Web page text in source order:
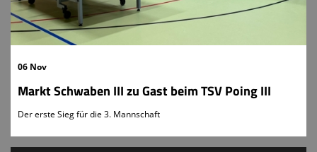
06 Nov
Markt Schwaben III zu Gast beim TSV Poing III
Der erste Sieg für die 3. Mannschaft